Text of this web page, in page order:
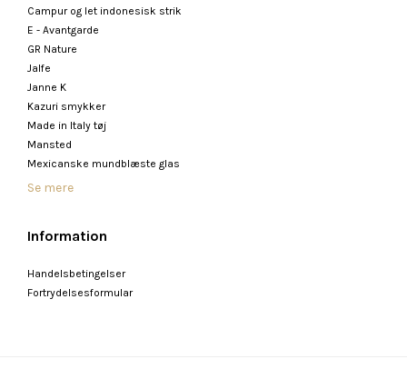
Campur og let indonesisk strik
E - Avantgarde
GR Nature
Jalfe
Janne K
Kazuri smykker
Made in Italy tøj
Mansted
Mexicanske mundblæste glas
Se mere
Information
Handelsbetingelser
Fortrydelsesformular